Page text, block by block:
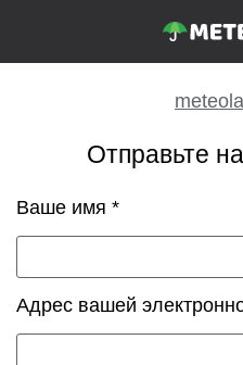
Отправьте
Ваше имя *
Адрес вашей